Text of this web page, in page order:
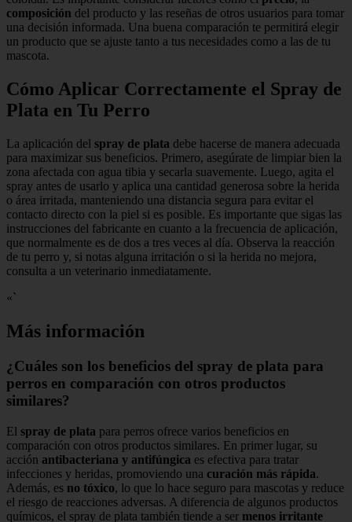
composición del producto y las reseñas de otros usuarios para tomar
una decisión informada. Una buena comparación te permitirá elegir
un producto que se ajuste tanto a tus necesidades como a las de tu
mascota.
Cómo Aplicar Correctamente el Spray de
Plata en Tu Perro
La aplicación del spray de plata debe hacerse de manera adecuada
para maximizar sus beneficios. Primero, asegúrate de limpiar bien la
zona afectada con agua tibia y secarla suavemente. Luego, agita el
spray antes de usarlo y aplica una cantidad generosa sobre la herida
o área irritada, manteniendo una distancia segura para evitar el
contacto directo con la piel si es posible. Es importante que sigas las
instrucciones del fabricante en cuanto a la frecuencia de aplicación,
que normalmente es de dos a tres veces al día. Observa la reacción
de tu perro y, si notas alguna irritación o si la herida no mejora,
consulta a un veterinario inmediatamente.
«`
Más información
¿Cuáles son los beneficios del spray de plata para
perros en comparación con otros productos
similares?
El spray de plata para perros ofrece varios beneficios en
comparación con otros productos similares. En primer lugar, su
acción antibacteriana y antifúngica es efectiva para tratar
infecciones y heridas, promoviendo una curación más rápida.
Además, es no tóxico, lo que lo hace seguro para mascotas y reduce
el riesgo de reacciones adversas. A diferencia de algunos productos
químicos, el spray de plata también tiende a ser menos irritante